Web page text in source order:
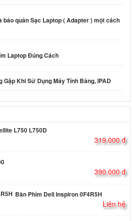
quản Sạc Laptop ( Adapter ) một cách
Laptop Đúng Cách
Khi Sử Dụng Máy Tính Bảng, IPAD
L750 L750D
319.000 đ
390.000 đ
Bàn Phím Dell Inspiron 0F4R5H
Liên hệ